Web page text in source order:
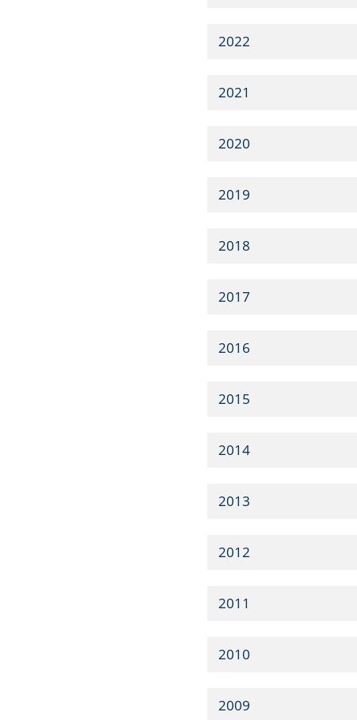
2022
2021
2020
2019
2018
2017
2016
2015
2014
2013
2012
2011
2010
2009